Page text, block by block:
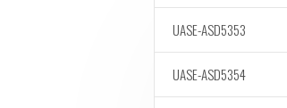
UASE-ASD5353
UASE-ASD5354